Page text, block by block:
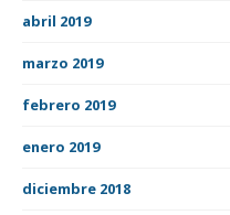
abril 2019
marzo 2019
febrero 2019
enero 2019
diciembre 2018